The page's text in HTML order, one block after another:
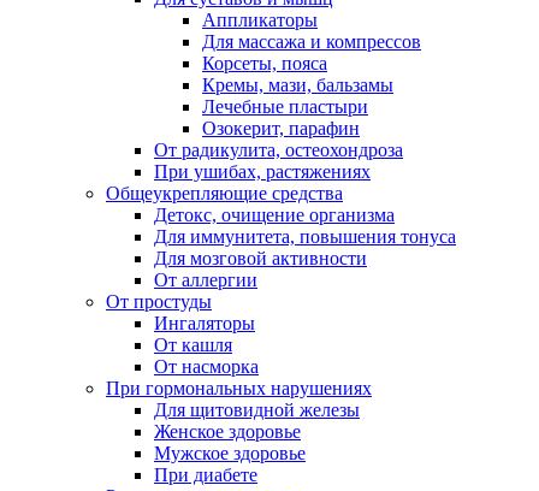
Аппликаторы
Для массажа и компрессов
Корсеты, пояса
Кремы, мази, бальзамы
Лечебные пластыри
Озокерит, парафин
От радикулита, остеохондроза
При ушибах, растяжениях
Общеукрепляющие средства
Детокс, очищение организма
Для иммунитета, повышения тонуса
Для мозговой активности
От аллергии
От простуды
Ингаляторы
От кашля
От насморка
При гормональных нарушениях
Для щитовидной железы
Женское здоровье
Мужское здоровье
При диабете